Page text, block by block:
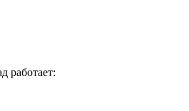
работает: